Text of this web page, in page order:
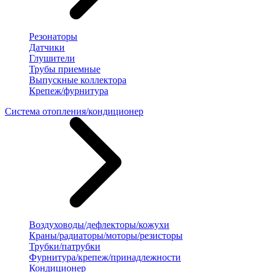
Резонаторы
Датчики
Глушители
Трубы приемные
Выпускные коллектора
Крепеж/фурнитура
Система отопления/кондиционер
Воздуховоды/дефлекторы/кожухи
Краны/радиаторы/моторы/резисторы
Трубки/патрубки
Фурнитура/крепеж/принадлежности
Кондиционер